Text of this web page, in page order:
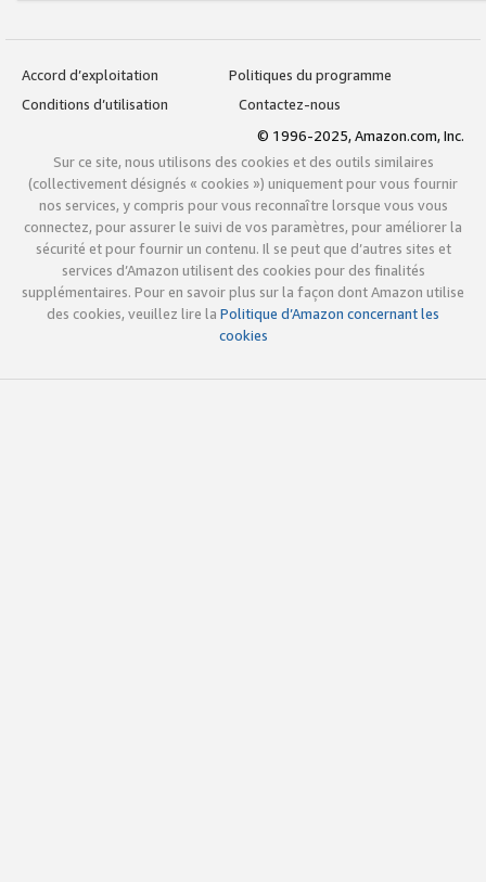
Accord d’exploitation
Politiques du programme
Conditions d’utilisation
Contactez-nous
© 1996-2025, Amazon.com, Inc.
Sur ce site, nous utilisons des cookies et des outils similaires
(collectivement désignés « cookies ») uniquement pour vous fournir
nos services, y compris pour vous reconnaître lorsque vous vous
connectez, pour assurer le suivi de vos paramètres, pour améliorer la
sécurité et pour fournir un contenu. Il se peut que d’autres sites et
services d’Amazon utilisent des cookies pour des finalités
supplémentaires. Pour en savoir plus sur la façon dont Amazon utilise
des cookies, veuillez lire la Politique d’Amazon concernant les
cookies